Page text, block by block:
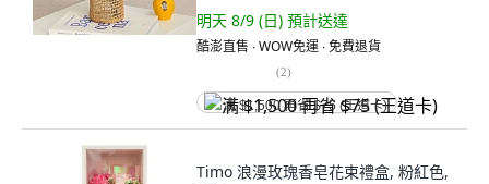
明天 8/9 (日) 預計送達
酷澎直售 ∙ WOW免運 ∙ 免費退貨
(2)
满 $1,500 再省 $75 (王道卡)
Timo 浪漫玫瑰香皂花束禮盒, 粉紅色,